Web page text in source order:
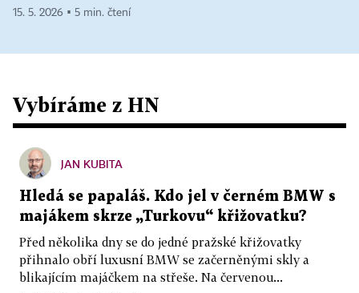
15. 5. 2026 ▪ 5 min. čtení
Vybíráme z HN
JAN KUBITA
Hledá se papaláš. Kdo jel v černém BMW s
majákem skrze „Turkovu“ křižovatku?
Před několika dny se do jedné pražské křižovatky
přihnalo obří luxusní BMW se začerněnými skly a
blikajícím majáčkem na střeše. Na červenou...